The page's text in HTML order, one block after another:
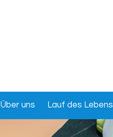
Über uns Lauf des Lebens